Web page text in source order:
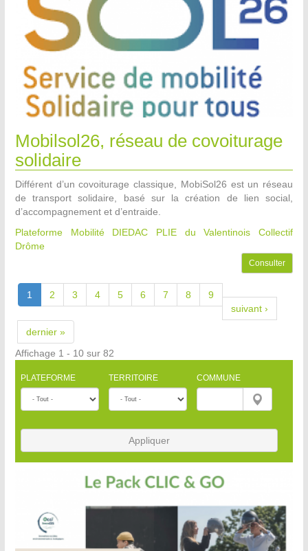
Mobilsol26, réseau de covoiturage
solidaire
Différent d’un covoiturage classique, MobiSol26 est un réseau
de transport solidaire, basé sur la création de lien social,
d’accompagnement et d’entraide.
Plateforme Mobilité DIEDAC PLIE du Valentinois
Collectif
Drôme
Consulter
1 2 3 4 5 6 7 8
9
suivant ›
dernier »
Affichage 1 - 10 sur 82
PLATEFORME TERRITOIRE COMMUNE
Appliquer